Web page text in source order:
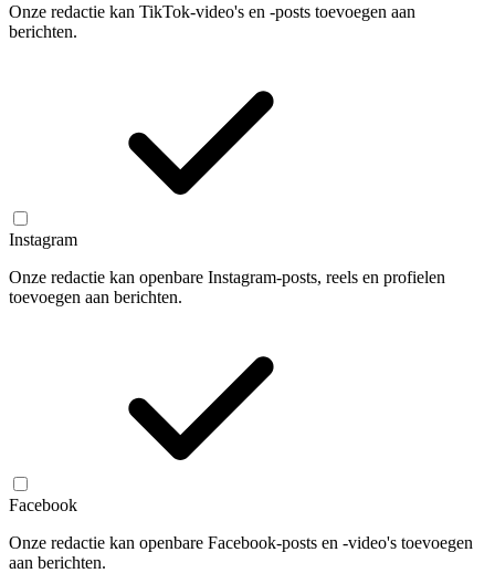
Onze redactie kan TikTok-video's en -posts toevoegen aan
berichten.
Instagram
Onze redactie kan openbare Instagram-posts, reels en profielen
toevoegen aan berichten.
Facebook
Onze redactie kan openbare Facebook-posts en -video's toevoegen
aan berichten.